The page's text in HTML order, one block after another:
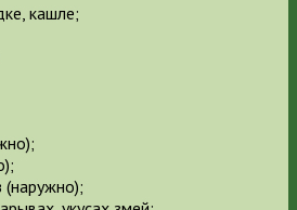
кашле;
(наружно);